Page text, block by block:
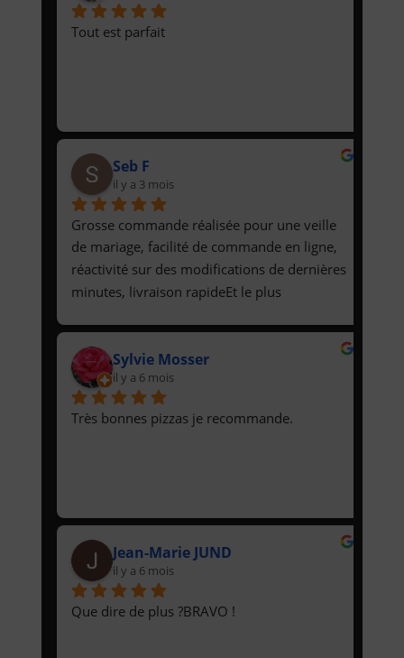
Tout est parfait
Seb F
il y a 3 mois
Grosse commande réalisée pour une veille
de mariage, facilité de commande en ligne,
réactivité sur des modifications de dernières
minutes, livraison rapideEt le plus
étaient délicieuses !
Sylvie Mosser
il y a 6 mois
Très bonnes pizzas je recommande.
Jean-Marie JUND
il y a 6 mois
Que dire de plus ?BRAVO !